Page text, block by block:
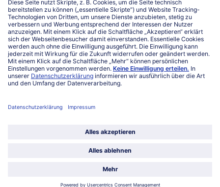
Mein bofrost*
www.bofrost.lu
service@bofrost.lu